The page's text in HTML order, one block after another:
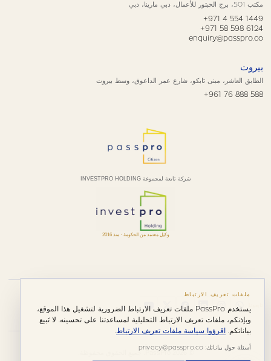
مكتب 501، برج الحبتور للأعمال، دبي مارينا، دبي
+971 4 554 1449
+971 58 598 6124
enquiry@passpro.co
بيروت
الطابق العاشر، مبنى تابكو، شارع عمر الداعوق، وسط بيروت
+961 76 888 588
شركة تابعة لمجموعة INVESTPRO HOLDING
وكيل معتمد من الحكومة · منذ 2016
ملفات تعريف الارتباط
يستخدم PassPro ملفات تعريف الارتباط الضرورية لتشغيل هذا الموقع،
وبإذنكم، ملفات تعريف الارتباط التحليلية لمساعدتنا على تحسينه. لا نَبيع
بياناتكم.
اقرؤوا سياسة ملفات تعريف الارتباط.
أسئلة حول بياناتك: privacy@passpro.co